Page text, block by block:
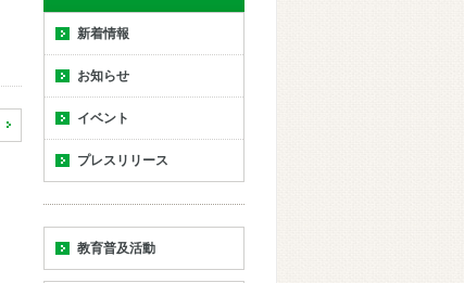
新着情報
お知らせ
イベント
プレスリリース
教育普及活動